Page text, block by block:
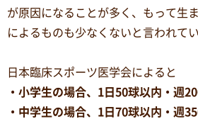
が原因になることが多く、もって生
によるものも少なくないと言われてい
日本臨床スポーツ医学会によると
・小学生の場合、1日50球以内・週
・中学生の場合、1日70球以内・週